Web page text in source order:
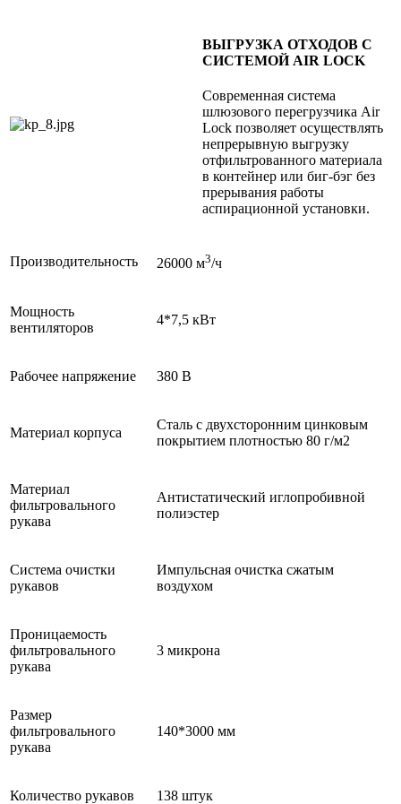
ВЫГРУЗКА ОТХОДОВ С
СИСТЕМОЙ AIR LOCK
Современная система
шлюзового перегрузчика Air
Lock позволяет осуществлять
непрерывную выгрузку
отфильтрованного материала
в контейнер или биг-бэг без
прерывания работы
аспирационной установки.
Производительность 26000 м3/ч
Мощность
вентиляторов
4*7,5 кВт
Рабочее напряжение 380 В
Материал корпуса
Сталь с двухсторонним цинковым
покрытием плотностью 80 г/м2
Материал
фильтровального
рукава
Антистатический иглопробивной
полиэстер
Система очистки
рукавов
Импульсная очистка сжатым
воздухом
Проницаемость
фильтровального
рукава
3 микрона
Размер
фильтровального
рукава
140*3000 мм
Количество рукавов 138 штук